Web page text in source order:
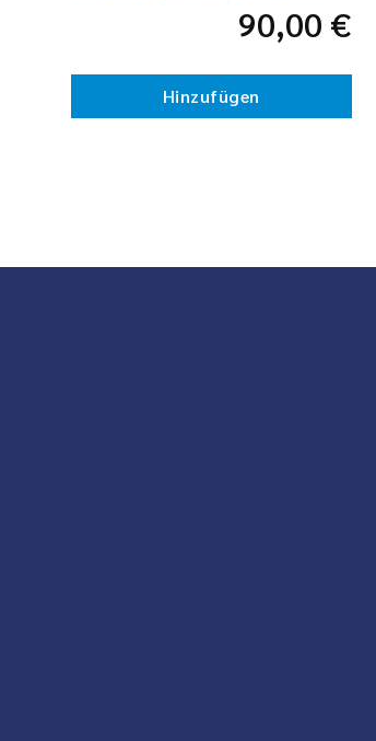
90,00 €
Hinzufügen